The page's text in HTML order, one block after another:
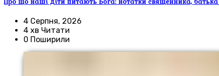
4 Серпня, 2026
4 хв Читати
0 Поширили